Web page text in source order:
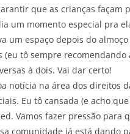
que as crianças façam
um momento especial pra
um espaço depois do
tô sempre recomendando
à dois. Vai dar certo!
notícia na área dos direitos
Eu tô cansada (e acho
Vamos fazer pressão para
comunidade já está dando